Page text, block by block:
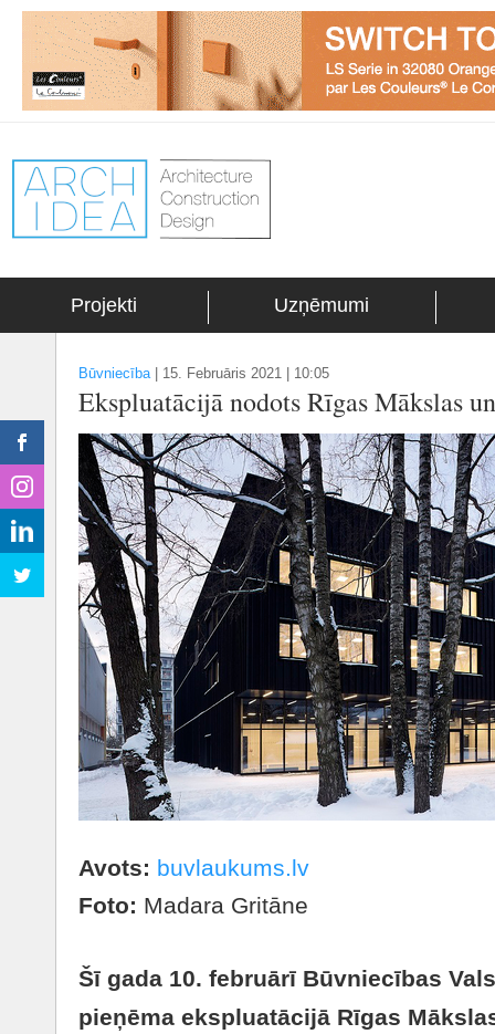
Projekti Uzņēmumi
Būvniecība| 15. Februāris 2021 | 10:05
Ekspluatācijā nodots Rīgas Mākslas
Avots: buvlaukums.lv
Foto: Madara Gritāne
Šī gada 10. februārī Būvniecības
pieņēma ekspluatācijā Rīgas